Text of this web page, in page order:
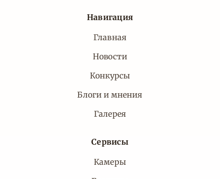
Навигация
Главная
Новости
Конкурсы
Блоги и мнения
Галерея
Сервисы
Камеры